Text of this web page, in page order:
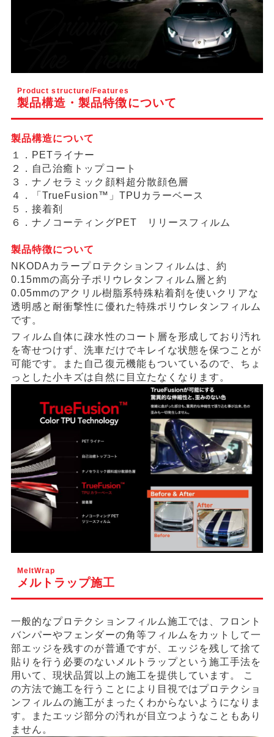
製品構造・製品特徴について
Product structure/Features
製品構造について
１．PETライナー
２．自己治癒トップコート
３．ナノセラミック顔料超分散顔色層
４．「TrueFusion™」TPUカラーベース
５．接着剤
６．ナノコーティングPET リリースフィルム
製品特徴について
NKODAカラープロテクションフィルムは、約
0.15mmの高分子ポリウレタンフィルム層と約
0.05mmのアクリル樹脂系特殊粘着剤を使いクリアな
透明感と耐衝撃性に優れた特殊ポリウレタンフィルム
です。
フィルム自体に疎水性のコート層を形成しており汚れ
を寄せつけず、洗車だけでキレイな状態を保つことが
可能です。また自己復元機能もついているので、ちょ
っとした小キズは自然に目立たなくなります。
MeltWrap
メルトラップ施工
一般的なプロテクションフィルム施工では、フロント
バンパーやフェンダーの角等フィルムをカットして一
部エッジを残すのが普通ですが、エッジを残して捨て
貼りを行う必要のないメルトラップという施工手法を
用いて、現状品質以上の施工を提供しています。 こ
の方法で施工を行うことにより目視ではプロテクショ
ンフィルムの施工がまったくわからないようになりま
す。またエッジ部分の汚れが目立つようなこともあり
ません。